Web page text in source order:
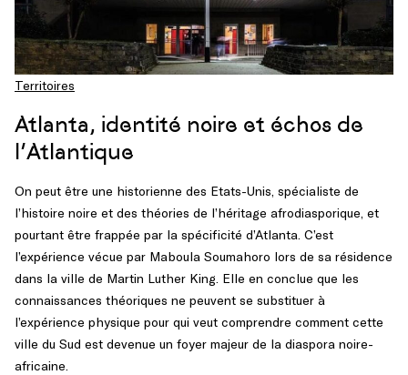
Territoires
Atlanta, identité noire et échos de
l’Atlantique
On peut être une historienne des Etats-Unis, spécialiste de
l’histoire noire et des théories de l’héritage afrodiasporique, et
pourtant être frappée par la spécificité d’Atlanta. C’est
l’expérience vécue par Maboula Soumahoro lors de sa résidence
dans la ville de Martin Luther King. Elle en conclue que les
connaissances théoriques ne peuvent se substituer à
l’expérience physique pour qui veut comprendre comment cette
ville du Sud est devenue un foyer majeur de la diaspora noire-
africaine.